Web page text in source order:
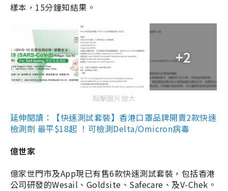
樣本，15分鐘知結果。
+2
點擊圖片放大
延伸閱讀：【快速測試套裝】香港口罩品牌開賣2款快速
檢測劑 最平$18起 ！可檢測Delta/Omicron病毒
億世家
億家世門市及App現已有售6款快速測試套裝，包括香港
公司研發的Wesail、Goldsite、Safecare、及V-Chek。